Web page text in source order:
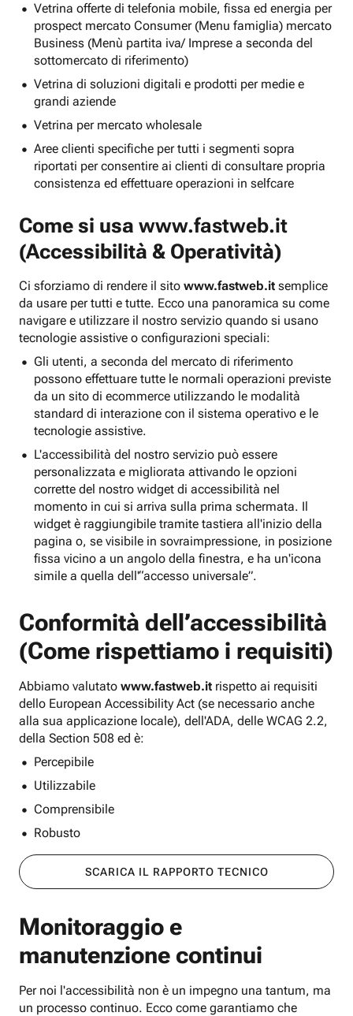
Vetrina offerte di telefonia mobile, fissa ed energia per
prospect mercato Consumer (Menu famiglia) mercato
Business (Menù partita iva/ Imprese a seconda del
sottomercato di riferimento)
Vetrina di soluzioni digitali e prodotti per medie e
grandi aziende
Vetrina per mercato wholesale
Aree clienti specifiche per tutti i segmenti sopra
riportati per consentire ai clienti di consultare propria
consistenza ed effettuare operazioni in selfcare
Come si usa www.fastweb.it
(Accessibilità & Operatività)
Ci sforziamo di rendere il sito www.fastweb.it semplice
da usare per tutti e tutte. Ecco una panoramica su come
navigare e utilizzare il nostro servizio quando si usano
tecnologie assistive o configurazioni speciali:
Gli utenti, a seconda del mercato di riferimento
possono effettuare tutte le normali operazioni previste
da un sito di ecommerce utilizzando le modalità
standard di interazione con il sistema operativo e le
tecnologie assistive.
L'accessibilità del nostro servizio può essere
personalizzata e migliorata attivando le opzioni
corrette del nostro widget di accessibilità nel
momento in cui si arriva sulla prima schermata. Il
widget è raggiungibile tramite tastiera all'inizio della
pagina o, se visibile in sovraimpressione, in posizione
fissa vicino a un angolo della finestra, e ha un'icona
simile a quella dell'“accesso universale”.
Conformità dell’accessibilità
(Come rispettiamo i requisiti)
Abbiamo valutato www.fastweb.it rispetto ai requisiti
dello European Accessibility Act (se necessario anche
alla sua applicazione locale), dell'ADA, delle WCAG 2.2,
della Section 508 ed è:
Percepibile
Utilizzabile
Comprensibile
Robusto
SCARICA IL RAPPORTO TECNICO
Monitoraggio e
manutenzione continui
Per noi l'accessibilità non è un impegno una tantum, ma
un processo continuo. Ecco come garantiamo che